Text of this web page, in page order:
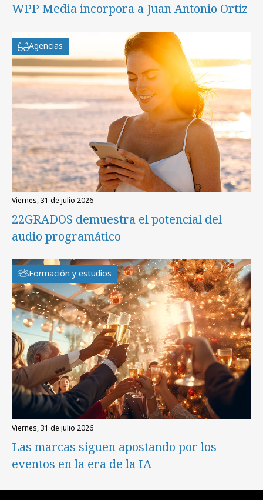
WPP Media incorpora a Juan Antonio Ortiz
Agencias
viernes, 31 de julio 2026
22GRADOS demuestra el potencial del
audio programático
Formación y estudios
viernes, 31 de julio 2026
Las marcas siguen apostando por los
eventos en la era de la IA